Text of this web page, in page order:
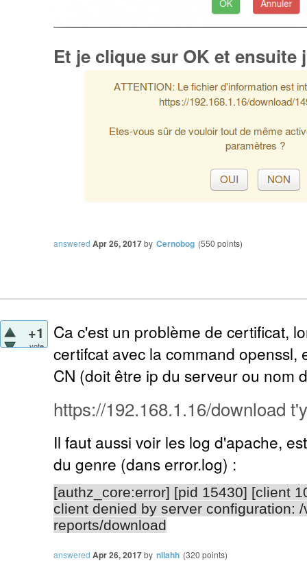
Et je clique sur OK et ensuite
answered Apr 26, 2017by Cernobog (550 points)
+1
vote
Ca c'est un problème de certificat,
certifcat avec la command openssl,
CN (doit être ip du serveur ou nom
https://192.168.1.16/download
Il faut aussi voir les log d'apache,
du genre (dans error.log) :
[authz_core:error] [pid 15430] [client
client denied by server configuration:
reports/download
answered Apr 26, 2017by nilahh (320 points)